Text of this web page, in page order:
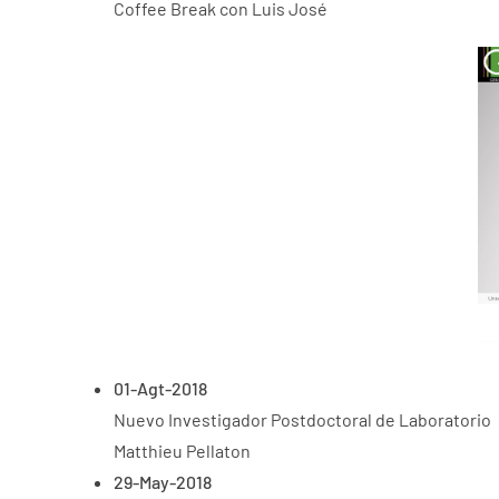
Coffee Break con Luis José
01-Agt-2018
Nuevo Investigador Postdoctoral de Laboratorio
Matthieu Pellaton
29-May-2018